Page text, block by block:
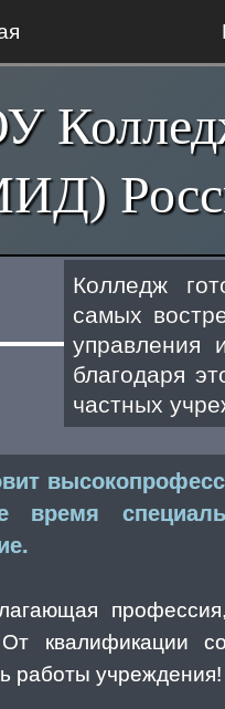
Колледж
самых
управления
благодаря
частных
время
квалификации
работы учреждения!